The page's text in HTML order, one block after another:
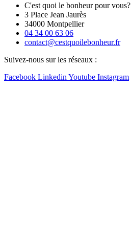
C'est quoi le bonheur pour vous?
3 Place Jean Jaurès
34000 Montpellier
04 34 00 63 06
contact@cestquoilebonheur.fr
Suivez-nous sur les réseaux :
Facebook Linkedin Youtube Instagram